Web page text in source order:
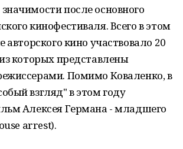
после основного
кинофестиваля. Всего в этом
авторского кино участвовало 20
которых представлены
Помимо Коваленко, в
взгляд" в этом году
Алексея Германа - младшего
arrest).